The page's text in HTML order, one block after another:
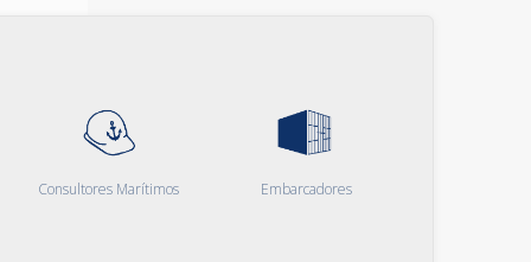
Consultores Marítimos Embarcadores